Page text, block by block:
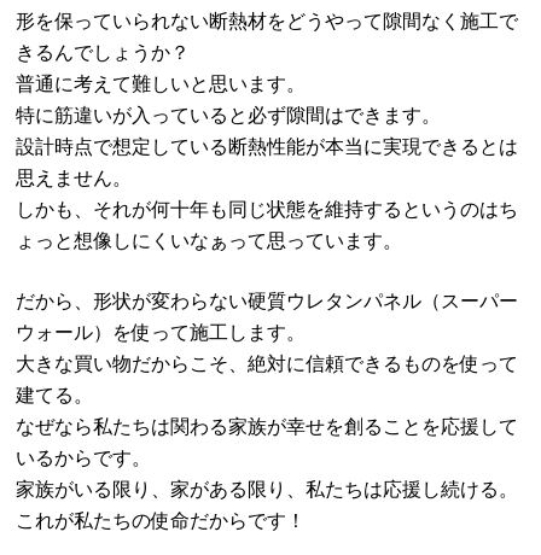
形を保っていられない断熱材をどうやって隙間なく施工で
きるんでしょうか？
普通に考えて難しいと思います。
特に筋違いが入っていると必ず隙間はできます。
設計時点で想定している断熱性能が本当に実現できるとは
思えません。
しかも、それが何十年も同じ状態を維持するというのはち
ょっと想像しにくいなぁって思っています。
だから、形状が変わらない硬質ウレタンパネル（スーパー
ウォール）を使って施工します。
大きな買い物だからこそ、絶対に信頼できるものを使って
建てる。
なぜなら私たちは関わる家族が幸せを創ることを応援して
いるからです。
家族がいる限り、家がある限り、私たちは応援し続ける。
これが私たちの使命だからです！